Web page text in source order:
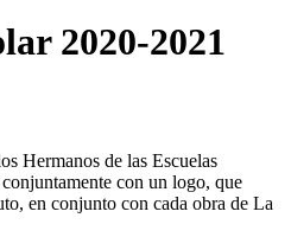
2020-2021
Hermanos de las Escuelas
con un logo, que
en conjunto con cada obra de La